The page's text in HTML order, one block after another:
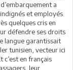
a
et employés.
quelques cris en
défendre ses droits
langue garantissait
tunisien, vecteur ici
c’est en français
leur